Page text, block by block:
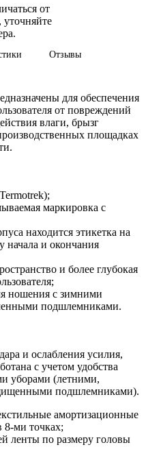
от
уточняйте
Отзывы
для обеспечения
от повреждений
влаги, брызг
площадках
маркировка с
находится этикетка на
начала и окончания
и более глубокая
ношения с зимними
подшлемниками.
и ослабления усилия,
с учетом удобства
уборами (летними,
подшлемниками).
амортизационные
8-ми точках;
ленты по размеру головы